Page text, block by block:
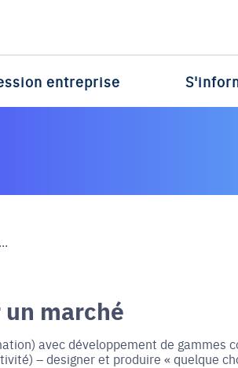
entreprise
marché
avec développement de gammes
– designer et produire « quelque